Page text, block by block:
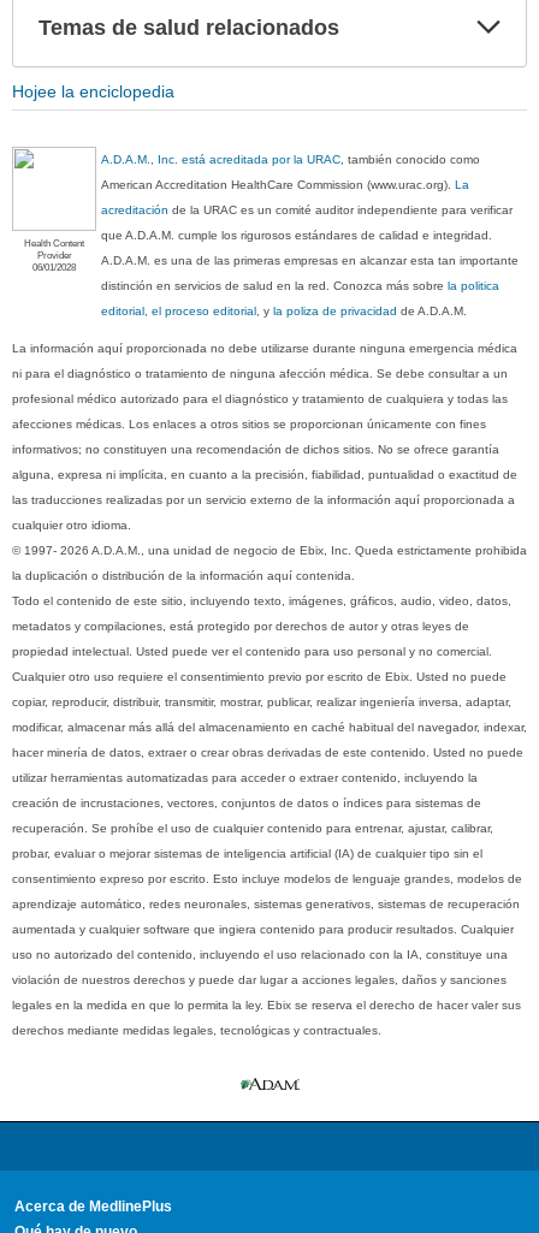
Temas de salud relacionados
Hojee la enciclopedia
Health Content
Provider
06/01/2028
A.D.A.M., Inc. está acreditada por la URAC, también conocido como
American Accreditation HealthCare Commission (www.urac.org).La
acreditación de la URAC es un comité auditor independiente para verificar
que A.D.A.M. cumple los rigurosos estándares de calidad e integridad.
A.D.A.M. es una de las primeras empresas en alcanzar esta tan importante
distinción en servicios de salud en la red. Conozca más sobrela politica
editorial, el proceso editorial, yla poliza de privacidad de A.D.A.M.
La información aquí proporcionada no debe utilizarse durante ninguna emergencia médica
ni para el diagnóstico o tratamiento de ninguna afección médica. Se debe consultar a un
profesional médico autorizado para el diagnóstico y tratamiento de cualquiera y todas las
afecciones médicas. Los enlaces a otros sitios se proporcionan únicamente con fines
informativos; no constituyen una recomendación de dichos sitios. No se ofrece garantía
alguna, expresa ni implícita, en cuanto a la precisión, fiabilidad, puntualidad o exactitud de
las traducciones realizadas por un servicio externo de la información aquí proporcionada a
cualquier otro idioma.
© 1997- 2026 A.D.A.M., una unidad de negocio de Ebix, Inc. Queda estrictamente prohibida
la duplicación o distribución de la información aquí contenida.
Todo el contenido de este sitio, incluyendo texto, imágenes, gráficos, audio, video, datos,
metadatos y compilaciones, está protegido por derechos de autor y otras leyes de
propiedad intelectual. Usted puede ver el contenido para uso personal y no comercial.
Cualquier otro uso requiere el consentimiento previo por escrito de Ebix. Usted no puede
copiar, reproducir, distribuir, transmitir, mostrar, publicar, realizar ingeniería inversa, adaptar,
modificar, almacenar más allá del almacenamiento en caché habitual del navegador, indexar,
hacer minería de datos, extraer o crear obras derivadas de este contenido. Usted no puede
utilizar herramientas automatizadas para acceder o extraer contenido, incluyendo la
creación de incrustaciones, vectores, conjuntos de datos o índices para sistemas de
recuperación. Se prohíbe el uso de cualquier contenido para entrenar, ajustar, calibrar,
probar, evaluar o mejorar sistemas de inteligencia artificial (IA) de cualquier tipo sin el
consentimiento expreso por escrito. Esto incluye modelos de lenguaje grandes, modelos de
aprendizaje automático, redes neuronales, sistemas generativos, sistemas de recuperación
aumentada y cualquier software que ingiera contenido para producir resultados. Cualquier
uso no autorizado del contenido, incluyendo el uso relacionado con la IA, constituye una
violación de nuestros derechos y puede dar lugar a acciones legales, daños y sanciones
legales en la medida en que lo permita la ley. Ebix se reserva el derecho de hacer valer sus
derechos mediante medidas legales, tecnológicas y contractuales.
Acerca de MedlinePlus